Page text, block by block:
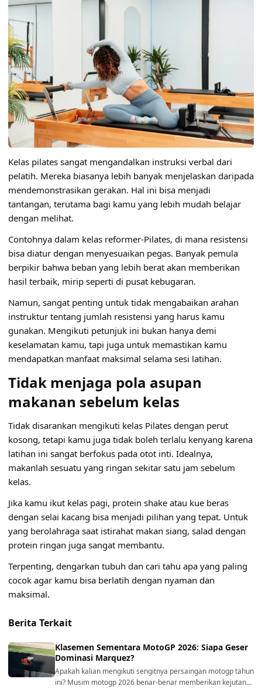
Kelas pilates sangat mengandalkan instruksi verbal dari
pelatih. Mereka biasanya lebih banyak menjelaskan daripada
mendemonstrasikan gerakan. Hal ini bisa menjadi
tantangan, terutama bagi kamu yang lebih mudah belajar
dengan melihat.
Contohnya dalam kelas reformer-Pilates, di mana resistensi
bisa diatur dengan menyesuaikan pegas. Banyak pemula
berpikir bahwa beban yang lebih berat akan memberikan
hasil terbaik, mirip seperti di pusat kebugaran.
Namun, sangat penting untuk tidak mengabaikan arahan
instruktur tentang jumlah resistensi yang harus kamu
gunakan. Mengikuti petunjuk ini bukan hanya demi
keselamatan kamu, tapi juga untuk memastikan kamu
mendapatkan manfaat maksimal selama sesi latihan.
Tidak menjaga pola asupan
makanan sebelum kelas
Tidak disarankan mengikuti kelas Pilates dengan perut
kosong, tetapi kamu juga tidak boleh terlalu kenyang karena
latihan ini sangat berfokus pada otot inti. Idealnya,
makanlah sesuatu yang ringan sekitar satu jam sebelum
kelas.
Jika kamu ikut kelas pagi, protein shake atau kue beras
dengan selai kacang bisa menjadi pilihan yang tepat. Untuk
yang berolahraga saat istirahat makan siang, salad dengan
protein ringan juga sangat membantu.
Terpenting, dengarkan tubuh dan cari tahu apa yang paling
cocok agar kamu bisa berlatih dengan nyaman dan
maksimal.
Berita Terkait
Klasemen Sementara MotoGP 2026: Siapa Geser
Dominasi Marquez?
Apakah kalian mengikuti sengitnya persaingan motogp tahun
ini? Musim motogp 2026 benar-benar memberikan kejutan…